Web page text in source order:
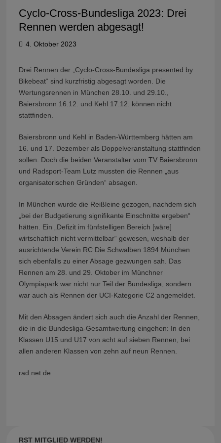
Cyclo-Cross-Bundesliga 2023: Drei
Rennen werden abgesagt!
4. Oktober 2023
Drei Rennen der „Cyclo-Cross-Bundesliga presented by
Bikebeat“ sind kurzfristig abgesagt worden. Die
Wertungsrennen in München 28.10. und 29.10.,
Baiersbronn 16.12. und Kehl 17.12. können nicht
stattfinden.
Baiersbronn und Kehl in Baden-Württemberg hätten am
16. und 17. Dezember als Doppelveranstaltung stattfinden
sollen. Doch die beiden Veranstalter vom TV Baiersbronn
und Radsport-Team Lutz mussten die Rennen „aus
organisatorischen Gründen“ absagen.
In München wurde die Reißleine gezogen, nachdem sich
„bei der Budgetierung signifikante Einschnitte ergeben“
hätten. Ein „Defizit im fünfstelligen Bereich [wäre]
wirtschaftlich nicht vermittelbar“ gewesen, weshalb der
ausrichtende Verein RC Die Schwalben 1894 München
sich ebenfalls zu einer Absage gezwungen sah. Das
Rennen am 28. und 29. Oktober im Münchner
Olympiapark war nicht nur Teil der Bundesliga, sondern
war auch als Rennen der UCI-Kategorie C2 angemeldet.
Mit den Absagen ändert sich auch die Anzahl der Rennen,
die in die Bundesliga-Gesamtwertung eingehen: In den
Klassen U15 und U17 von acht auf sieben Rennen, bei
allen anderen Klassen von zehn auf neun Rennen.
rad.net.de
RST MITGLIED WERDEN!